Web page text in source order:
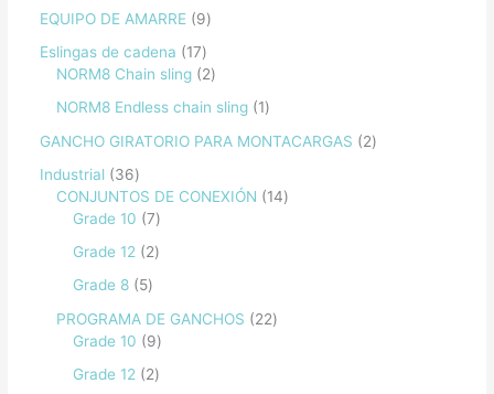
EQUIPO DE AMARRE
9
Eslingas de cadena
17
NORM8 Chain sling
2
NORM8 Endless chain sling
1
GANCHO GIRATORIO PARA MONTACARGAS
2
Industrial
36
CONJUNTOS DE CONEXIÓN
14
Grade 10
7
Grade 12
2
Grade 8
5
PROGRAMA DE GANCHOS
22
Grade 10
9
Grade 12
2